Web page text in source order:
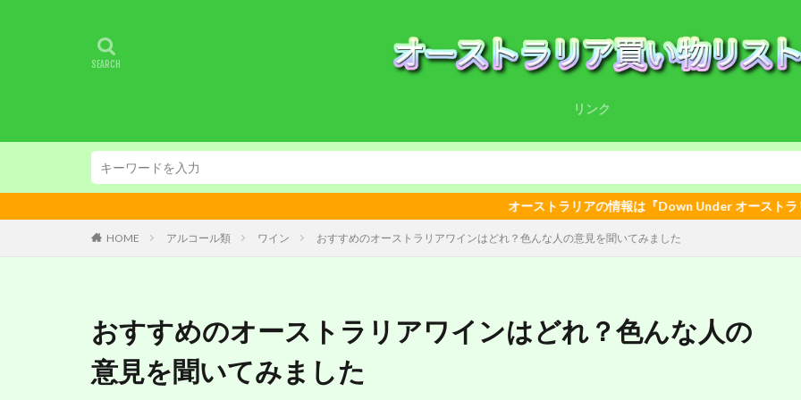
リンク
オーストラリアの情報は『Down Under オーストラリア』をどうぞ。
HOME アルコール類 ワイン おすすめのオーストラリアワインはどれ？色んな人の意見を聞いてみました
おすすめのオーストラリアワインはどれ？色んな人の
意見を聞いてみました